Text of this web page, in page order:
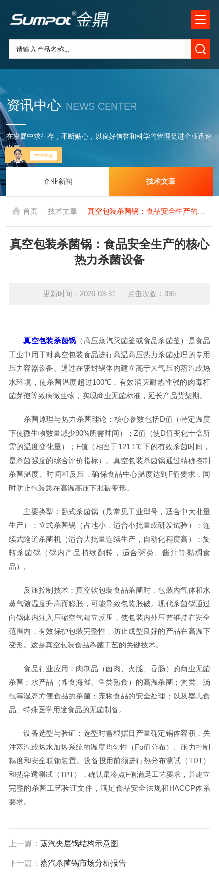
资讯中心 NEWS CENTER
在发展中求生存，不断贴心，以良好信誉和科学的管理促进企业迅速
发展
企业新闻 技术文章
首页 - 技术文章 - 真空包装杀菌锅：食品安全生产的核心热力杀菌设备
真空包装杀菌锅：食品安全生产的核心
热力杀菌设备
更新时间：2026-03-31 点击次数：395
真空包装杀菌锅 （高压蒸汽灭菌釜或食品杀菌釜）是食品
工业中用于对真空包装食品进行高温高压热力杀菌处理的专用
压力容器设备。通过在密封锅体内建立高于大气压的蒸汽或热
水环境，使杀菌温度超过100℃，有效消灭耐热性强的肉毒杆
菌芽孢等致病微生物，实现商业无菌标准，延长产品货架期。
杀菌原理与热力杀菌理论：核心参数包括D值（特定温度
下使微生物数量减少90%所需时间）；Z值（使D值变化十倍所
需的温度变化量）；F值（相当于121.1℃下的有效杀菌时间，
是杀菌强度的综合评价指标）。真空包装杀菌锅通过精确控制
杀菌温度、时间和反压，确保食品中心温度达到F值要求，同
时防止包装袋在高温高压下胀破变形。
主要类型：卧式杀菌锅（最常见工业型号，适合中大批量
生产）；立式杀菌锅（占地小，适合小批量或研发试验）；连
续式隧道杀菌机（适合大批量连续生产，自动化程度高）；旋
转杀菌锅（锅内产品持续翻转，适合粥类、酱汁等黏稠食
品）。
反压控制技术：真空软包装食品杀菌时，包装内气体和水
蒸气随温度升高而膨胀，可能导致包装胀破。现代杀菌锅通过
向锅体内注入压缩空气建立反压，使包装内外压差维持在安全
范围内，有效保护包装完整性，防止成型良好的产品在高温下
变形。这是真空包装食品杀菌工艺的关键技术。
食品行业应用：肉制品（卤肉、火腿、香肠）的商业无菌
杀菌；水产品（即食海鲜、鱼类熟食）的高温杀菌；粥类、汤
包等湿态方便食品的杀菌；宠物食品的安全处理；以及婴儿食
品、特殊医学用途食品的无菌制备。
设备选型与验证：选型时需根据日产量确定锅体容积，关
注蒸汽或热水加热系统的温度均匀性（Fo值分布）、压力控制
精度和安全联锁装置。设备投用前须进行热分布测试（TDT）
和热穿透测试（TPT），确认最冷点F值满足工艺要求，并建立
完整的杀菌工艺验证文件，满足食品安全法规和HACCP体系
要求。
上一篇： 蒸汽夹层锅结构示意图
下一篇： 蒸汽杀菌锅市场分析报告